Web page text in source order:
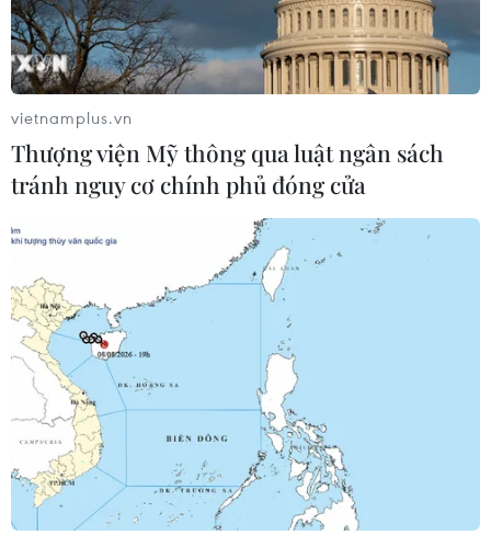
Do ảnh hưởng của rãnh áp thấp có trục ở khoảng 24-26
độ vĩ Bắc bị nén với đới gió Tây Nam gây hiệu ứng
phơn, nắng nóng ở khu vực miền Trung còn có khả
Bắc Bộ nắng nóng đến hết hôm nay, ngày
vietnamplus.vn
Thượng viện Mỹ thông qua luật ngân sách
tránh nguy cơ chính phủ đóng cửa